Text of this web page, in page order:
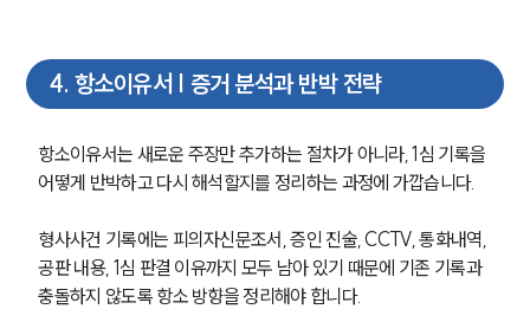
4. 항소이유서 | 증거 분석과 반박 전략
항소이유서는 새로운 주장만 추가하는 절차가 아니라, 1심 기록을
어떻게 반박하고 다시 해석할지를 정리하는 과정에 가깝습니다.
형사사건 기록에는 피의자신문조서, 증인 진술, CCTV, 통화내역,
공판 내용, 1심 판결 이유까지 모두 남아 있기 때문에 기존 기록과
충돌하지 않도록 항소 방향을 정리해야 합니다.